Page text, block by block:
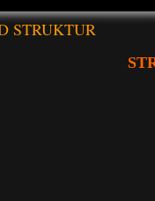
STRUKTUR